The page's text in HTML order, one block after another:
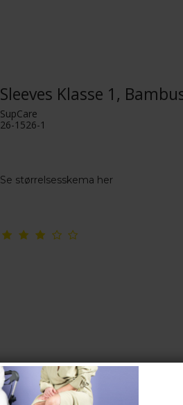
Sleeves Klasse 1,
SupCare
26-1526-1
Se størrelsesskema her